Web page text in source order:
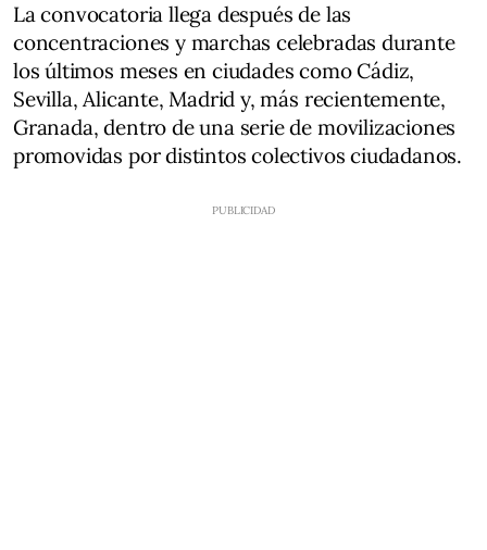
La convocatoria llega después de las
concentraciones y marchas celebradas durante
los últimos meses en ciudades como Cádiz,
Sevilla, Alicante, Madrid y, más recientemente,
Granada, dentro de una serie de movilizaciones
promovidas por distintos colectivos ciudadanos.